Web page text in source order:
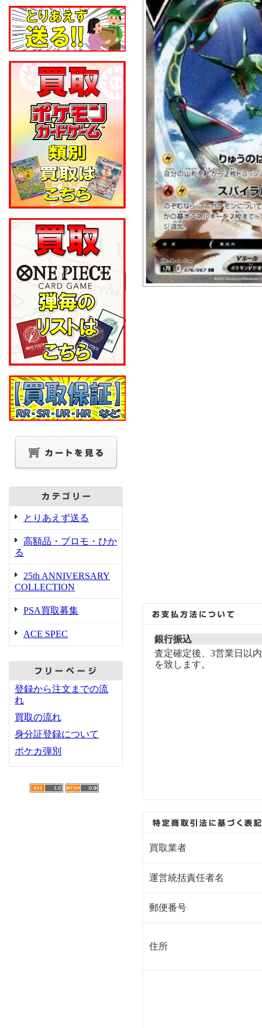
とりあえず送る
高額品・プロモ・ひか
る
25th ANNIVERSARY
COLLECTION
PSA買取募集
ACE SPEC
登録から注文までの流
れ
買取の流れ
身分証登録について
ポケカ弾別
銀行振込
査定確定後、3営業日以
を致します。
買取業者
運営統括責任者名
郵便番号
住所